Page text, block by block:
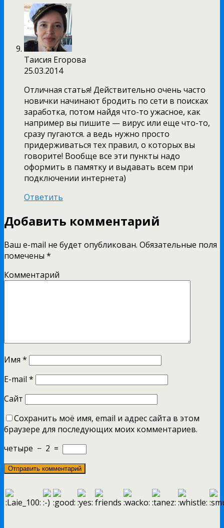
Таисия Егорова
25.03.2014
Отличная статья! Действительно очень часто
новички начинают бродить по сети в поисках
заработка, потом найдя что-то ужасное, как
например вы пишите — вирус или еще что-то,
сразу пугаются. а ведь нужно просто
придерживаться тех правил, о которых вы
говорите! Вообще все эти пункты надо
оформить в памятку и выдавать всем при
подключении интернета)
Ответить
Добавить комментарий
Ваш e-mail не будет опубликован. Обязательные поля
помечены *
Комментарий
Имя *
E-mail *
Сайт
Сохранить моё имя, email и адрес сайта в этом
браузере для последующих моих комментариев.
четыре − 2 =